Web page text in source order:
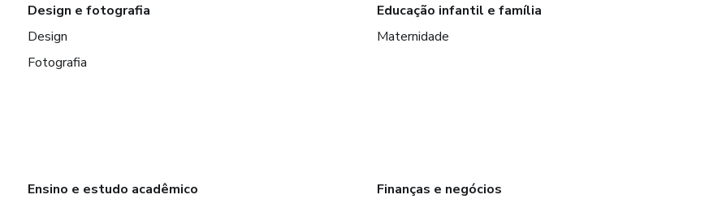
Design e fotografia
Design
Fotografia
Educação infantil e família
Maternidade
Ensino e estudo acadêmico
Finanças e negócios